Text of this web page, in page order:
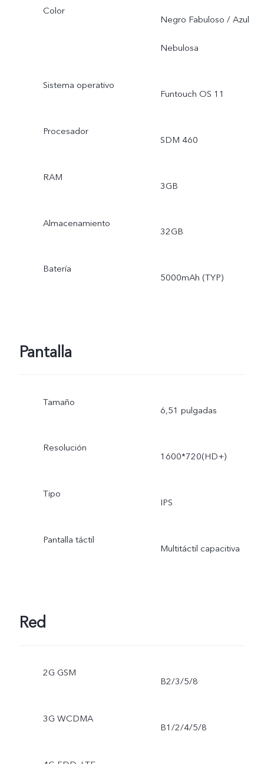
Color
Negro Fabuloso / Azul
Nebulosa
Sistema operativo
Funtouch OS 11
Procesador
SDM 460
RAM
3GB
Almacenamiento
32GB
Batería
5000mAh (TYP)
Pantalla
Tamaño
6,51 pulgadas
Resolución
1600*720(HD+)
Tipo
IPS
Pantalla táctil
Multitáctil capacitiva
Red
2G GSM
B2/3/5/8
3G WCDMA
B1/2/4/5/8